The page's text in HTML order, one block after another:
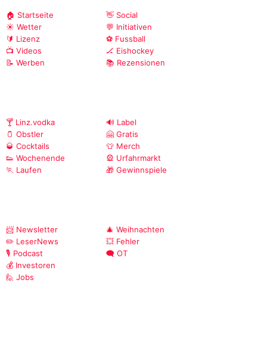
🏠 Startseite
☀️ Wetter
🔰 Lizenz
📺 Videos
📝 Werben
👋 Social
💬 Initiativen
⚽ Fussball
🏒 Eishockey
📚 Rezensionen
🍸 Linz.vodka
🫙 Obstler
🥃 Cocktails
👟 Wochenende
🏃 Laufen
🔊 Label
🤗 Gratis
👕 Merch
🎡 Urfahrmarkt
🎁 Gewinnspiele
📨 Newsletter
✏️ LeserNews
🎙️ Podcast
💰 Investoren
🙋 Jobs
🎄 Weihnachten
💥 Fehler
🗨️ OT